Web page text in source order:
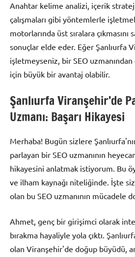
Anahtar kelime analizi, içerik
çalışmaları gibi yöntemlerle
motorlarında üst sıralara çıkmasını
sonuçlar elde eder. Eğer Şanlıurfa
işletmeyseniz, bir SEO
için büyük bir avantaj olabilir.
Şanlıurfa Viranşehir’de
Uzmanı: Başarı Hikayesi
Merhaba! Bugün sizlere
parlayan bir SEO uzmanının
hikayesini anlatmak istiyorum. Bu
ve ilham kaynağı niteliğinde. İşte
olan bu SEO uzmanının mücadele
Ahmet, genç bir girişimci olarak
bırakma hayaliyle yola çıktı.
olan Viranşehir'de doğup büyüdü,